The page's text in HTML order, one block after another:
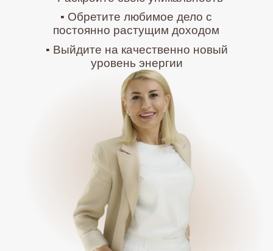
▪ Выйдите на качественно новый
уровень энергии
▪ Обретите любимое дело c
постоянно растущим доходом